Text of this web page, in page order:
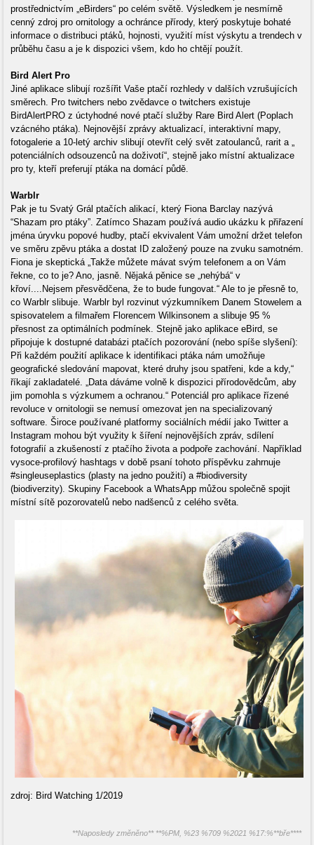
prostřednictvím „eBirders“ po celém světě. Výsledkem je nesmírně
cenný zdroj pro ornitology a ochránce přírody, který poskytuje bohaté
informace o distribuci ptáků, hojnosti, využití míst výskytu a trendech v
průběhu času a je k dispozici všem, kdo ho chtějí použít.
Bird Alert Pro
Jiné aplikace slibují rozšířit Vaše ptačí rozhledy v dalších vzrušujících
směrech. Pro twitchers nebo zvědavce o twitchers existuje
BirdAlertPRO z úctyhodné nové ptačí služby Rare Bird Alert (Poplach
vzácného ptáka). Nejnovější zprávy aktualizací, interaktivní mapy,
fotogalerie a 10-letý archiv slibují otevřít celý svět zatoulanců, rarit a „
potenciálních odsouzenců na doživotí“, stejně jako místní aktualizace
pro ty, kteří preferují ptáka na domácí půdě.
Warblr
Pak je tu Svatý Grál ptačích alikací, který Fiona Barclay nazývá
“Shazam pro ptáky”. Zatímco Shazam používá audio ukázku k přiřazení
jména úryvku popové hudby, ptačí ekvivalent Vám umožní držet telefon
ve směru zpěvu ptáka a dostat ID založený pouze na zvuku samotném.
Fiona je skeptická „Takže můžete mávat svým telefonem a on Vám
řekne, co to je? Ano, jasně. Nějaká pěnice se „nehýbá“ v
křoví....Nejsem přesvědčena, že to bude fungovat.“ Ale to je přesně to,
co Warblr slibuje. Warblr byl rozvinut výzkumníkem Danem Stowelem a
spisovatelem a filmařem Florencem Wilkinsonem a slibuje 95 %
přesnost za optimálních podmínek. Stejně jako aplikace eBird, se
připojuje k dostupné databázi ptačích pozorování (nebo spíše slyšení):
Při každém použití aplikace k identifikaci ptáka nám umožňuje
geografické sledování mapovat, které druhy jsou spatřeni, kde a kdy,“
říkají zakladatelé. „Data dáváme volně k dispozici přírodovědcům, aby
jim pomohla s výzkumem a ochranou.“ Potenciál pro aplikace řízené
revoluce v ornitologii se nemusí omezovat jen na specializovaný
software. Široce používané platformy sociálních médií jako Twitter a
Instagram mohou být využity k šíření nejnovějších zpráv, sdílení
fotografií a zkušeností z ptačího života a podpoře zachování. Například
vysoce-profilový hashtags v době psaní tohoto příspěvku zahrnuje
#singleuseplastics (plasty na jedno použití) a #biodiversity
(biodiverzity). Skupiny Facebook a WhatsApp můžou společně spojit
místní sítě pozorovatelů nebo nadšenců z celého světa.
zdroj: Bird Watching 1/2019
**Naposledy změněno** **%PM, %23 %709 %2021 %17:%**bře****